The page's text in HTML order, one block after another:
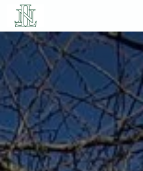
Se rendre au contenu